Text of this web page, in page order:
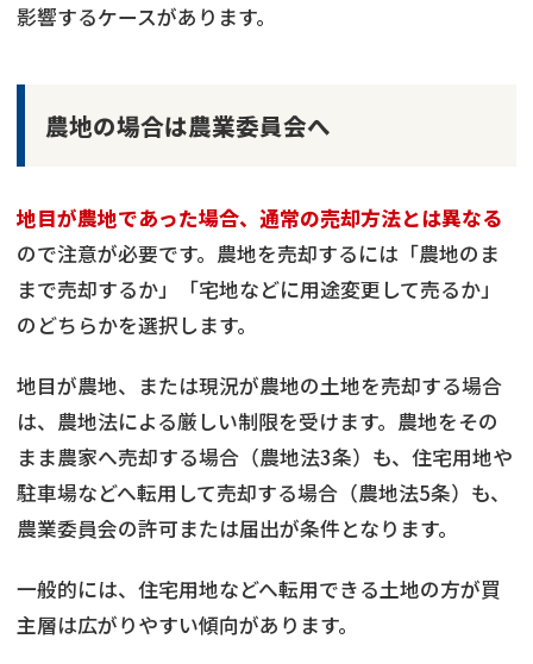
影響するケースがあります。
農地の場合は農業委員会へ
地目が農地であった場合、通常の売却方法とは異なる
ので注意が必要です。農地を売却するには「農地のま
まで売却するか」「宅地などに用途変更して売るか」
のどちらかを選択します。
地目が農地、または現況が農地の土地を売却する場合
は、農地法による厳しい制限を受けます。農地をその
まま農家へ売却する場合（農地法3条）も、住宅用地や
駐車場などへ転用して売却する場合（農地法5条）も、
農業委員会の許可または届出が条件となります。
一般的には、住宅用地などへ転用できる土地の方が買
主層は広がりやすい傾向があります。